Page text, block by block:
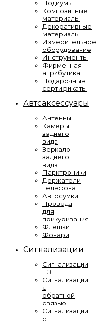
Подиумы
Композитные
материалы
Декоративные
материалы
Измерительное
оборудование
Инструменты
Фирменная
атрибутика
Подарочные
сертификаты
Автоаксессуары
Антенны
Камеры
заднего
вида
Зеркало
заднего
вида
Парктроники
Держатели
телефона
Автосумки
Провода
для
прикуривания
Флешки
Фонари
Сигнализации
Сигнализации
ЦЗ
Сигнализации
с
обратной
связью
Сигнализации
с